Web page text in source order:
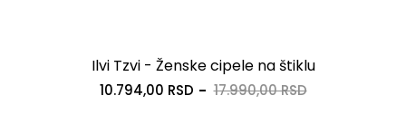
Ilvi Tzvi - Ženske cipele na štiklu
10.794,00 RSD 17.990,00 RSD